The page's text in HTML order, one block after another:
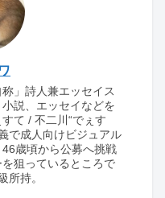
」詩人兼エッセイス
説、エッセイなどを
て / 不二川“でぇす
で成人向けビジュアル
歳頃から公募へ挑戦
狙っているところで
所持。